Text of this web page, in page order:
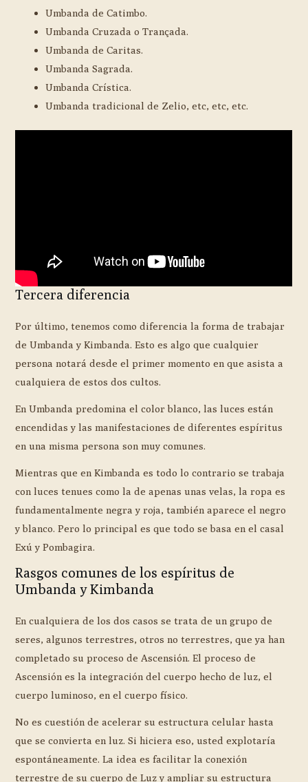
Umbanda de Catimbo.
Umbanda Cruzada o Trançada.
Umbanda de Caritas.
Umbanda Sagrada.
Umbanda Crística.
Umbanda tradicional de Zelio, etc, etc, etc.
Tercera diferencia
Por último, tenemos como diferencia la forma de trabajar
de Umbanda y Kimbanda. Esto es algo que cualquier
persona notará desde el primer momento en que asista a
cualquiera de estos dos cultos.
En Umbanda predomina el color blanco, las luces están
encendidas y las manifestaciones de diferentes espíritus
en una misma persona son muy comunes.
Mientras que en Kimbanda es todo lo contrario se trabaja
con luces tenues como la de apenas unas velas, la ropa es
fundamentalmente negra y roja, también aparece el negro
y blanco. Pero lo principal es que todo se basa en el casal
Exú y Pombagira.
Rasgos comunes de los espíritus de
Umbanda y Kimbanda
En cualquiera de los dos casos se trata de un grupo de
seres, algunos terrestres, otros no terrestres, que ya han
completado su proceso de Ascensión. El proceso de
Ascensión es la integración del cuerpo hecho de luz, el
cuerpo luminoso, en el cuerpo físico.
No es cuestión de acelerar su estructura celular hasta
que se convierta en luz. Si hiciera eso, usted explotaría
espontáneamente. La idea es facilitar la conexión
terrestre de su cuerpo de Luz y ampliar su estructura